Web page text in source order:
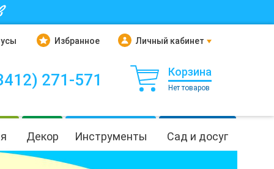
Избранное Личный кабинет
271-571 Корзина
Нет товаров
Декор Инструменты Сад и досуг